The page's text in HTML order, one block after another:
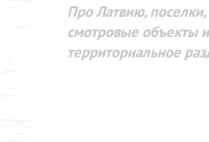
Про Латвию, поселки,
смотровые объекты
территориальное